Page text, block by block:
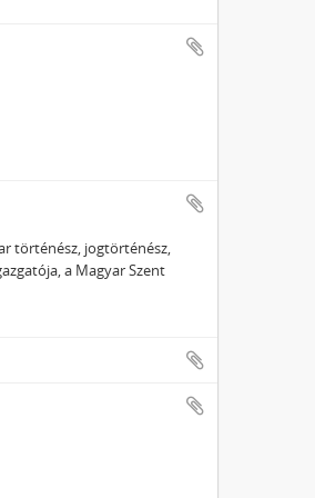
történész, jogtörténész,
a Magyar Szent